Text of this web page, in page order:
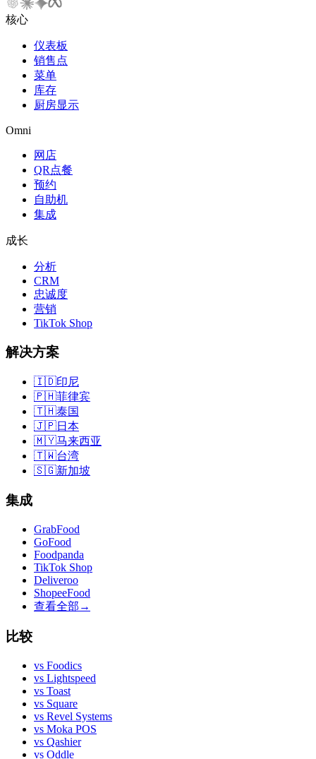
核心
仪表板
销售点
菜单
库存
厨房显示
Omni
网店
QR点餐
预约
自助机
集成
成长
分析
CRM
忠诚度
营销
TikTok Shop
解决方案
🇮🇩印尼
🇵🇭菲律宾
🇹🇭泰国
🇯🇵日本
🇲🇾马来西亚
🇹🇼台湾
🇸🇬新加坡
集成
GrabFood
GoFood
Foodpanda
TikTok Shop
Deliveroo
ShopeeFood
查看全部 →
比较
vs Foodics
vs Lightspeed
vs Toast
vs Square
vs Revel Systems
vs Moka POS
vs Qashier
vs Oddle